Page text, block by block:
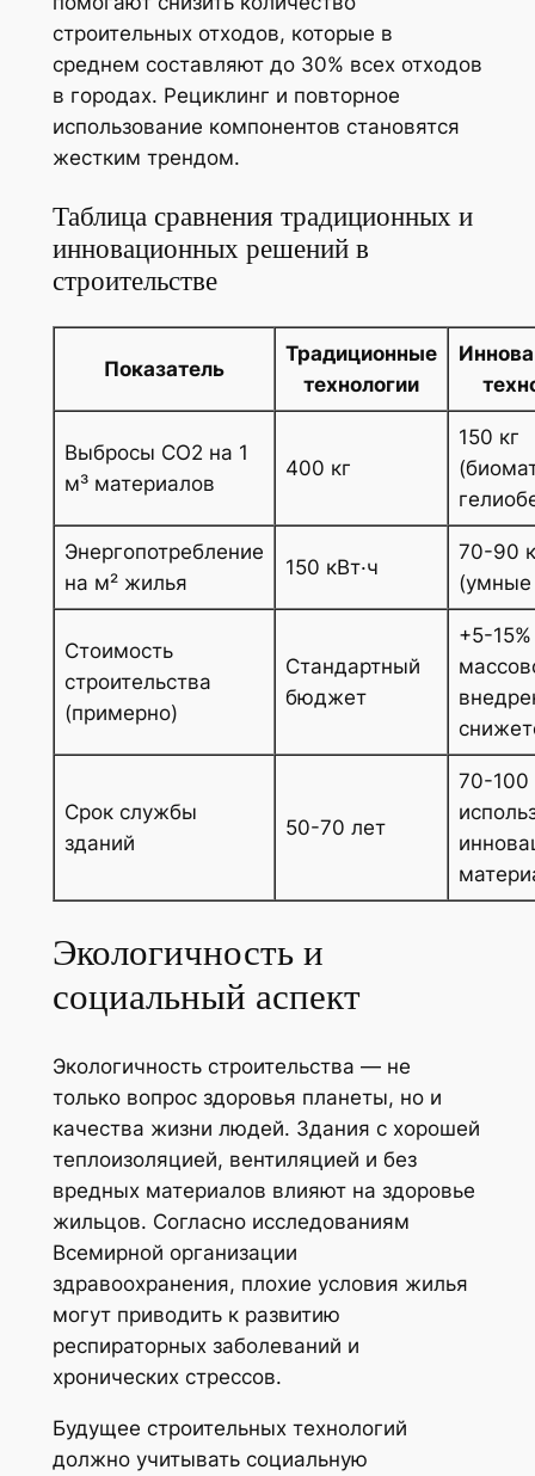
строительных отходов, которые в
среднем составляют до 30% всех отходов
в городах. Рециклинг и повторное
использование компонентов становятся
жестким трендом.
Таблица сравнения традиционных и
инновационных решений в
строительстве
Показатель
Традиционные
технологии
Выбросы CO2 на 1
м³ материалов
400 кг
150 кг
Энергопотребление
на м² жилья
150 кВт·ч
70-90
Стоимость
строительства
(примерно)
Стандартный
бюджет
+5-
Срок службы
зданий
50-70 лет
70-100
Экологичность и
социальный аспект
Экологичность строительства — не
только вопрос здоровья планеты, но и
качества жизни людей. Здания с хорошей
теплоизоляцией, вентиляцией и без
вредных материалов влияют на здоровье
жильцов. Согласно исследованиям
Всемирной организации
здравоохранения, плохие условия жилья
могут приводить к развитию
респираторных заболеваний и
хронических стрессов.
Будущее строительных технологий
должно учитывать социальную